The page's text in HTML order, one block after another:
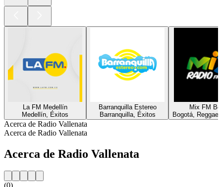
La FM Medellín
Medellín, Éxitos
Barranquilla Estereo
Barranquilla, Éxitos
Mix FM
Bogotá,
Acerca de Radio Vallenata
Acerca de Radio Vallenata
Acerca de Radio Vallenata
(0)